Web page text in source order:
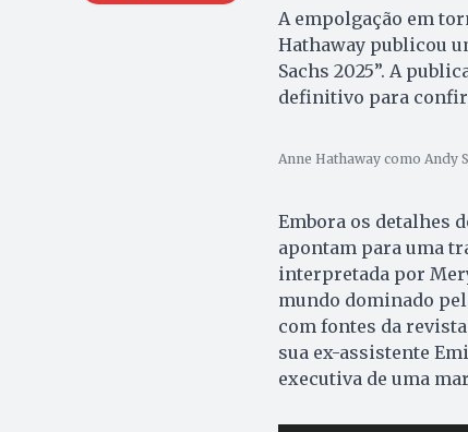
A empolgação em
Hathaway publicou
Sachs 2025”. A
definitivo para
Anne Hathaway como Andy
Embora os detalhes
apontam para uma
interpretada por
mundo dominado
com fontes da
sua ex-assistente
executiva de uma